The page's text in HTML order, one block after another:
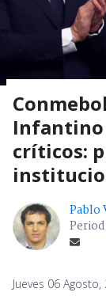
Infantino
críticos:
Pablo
Jueves 06